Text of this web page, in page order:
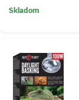
Skladom